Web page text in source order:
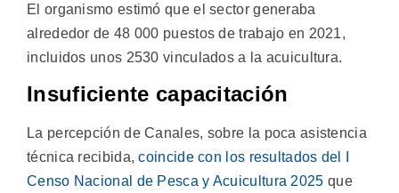
El organismo estimó que el sector generaba
alrededor de 48 000 puestos de trabajo en 2021,
incluidos unos 2530 vinculados a la acuicultura.
Insuficiente capacitación
La percepción de Canales, sobre la poca asistencia
técnica recibida,coincide con los resultados del I
Censo Nacional de Pesca y Acuicultura 2025 que